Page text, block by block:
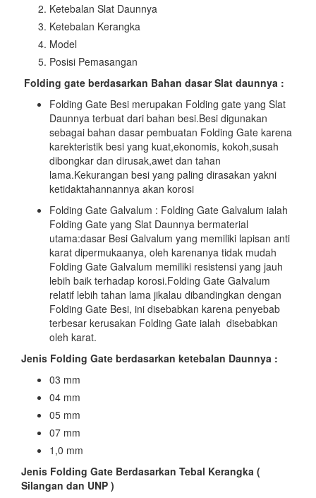
Ketebalan Slat Daunnya
Ketebalan Kerangka
Model
Posisi Pemasangan
Folding gate berdasarkan Bahan dasar Slat daunnya :
Folding Gate Besi merupakan Folding gate yang Slat
Daunnya terbuat dari bahan besi.Besi digunakan
sebagai bahan dasar pembuatan Folding Gate karena
karekteristik besi yang kuat,ekonomis, kokoh,susah
dibongkar dan dirusak,awet dan tahan
lama.Kekurangan besi yang paling dirasakan yakni
ketidaktahannannya akan korosi
Folding Gate Galvalum : Folding Gate Galvalum ialah
Folding Gate yang Slat Daunnya bermaterial
utama:dasar Besi Galvalum yang memiliki lapisan anti
karat dipermukaanya, oleh karenanya tidak mudah
Folding Gate Galvalum memiliki resistensi yang jauh
lebih baik terhadap korosi.Folding Gate Galvalum
relatif lebih tahan lama jikalau dibandingkan dengan
Folding Gate Besi, ini disebabkan karena penyebab
terbesar kerusakan Folding Gate ialah disebabkan
oleh karat.
Jenis Folding Gate berdasarkan ketebalan Daunnya :
03 mm
04 mm
05 mm
07 mm
1,0 mm
Jenis Folding Gate Berdasarkan Tebal Kerangka (
Silangan dan UNP )